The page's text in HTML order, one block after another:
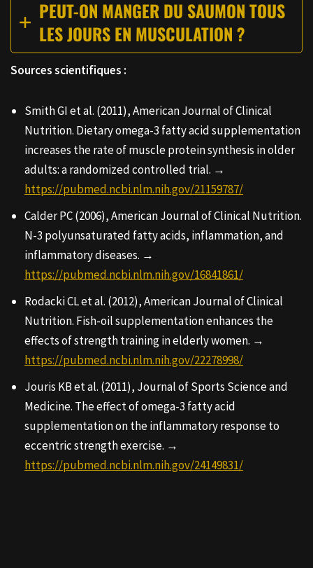
PEUT-ON MANGER DU SAUMON TOUS
LES JOURS EN MUSCULATION ?
Sources scientifiques :
Smith GI et al. (2011), American Journal of Clinical
Nutrition. Dietary omega-3 fatty acid supplementation
increases the rate of muscle protein synthesis in older
adults: a randomized controlled trial. →
https://pubmed.ncbi.nlm.nih.gov/21159787/
Calder PC (2006), American Journal of Clinical Nutrition.
N-3 polyunsaturated fatty acids, inflammation, and
inflammatory diseases. →
https://pubmed.ncbi.nlm.nih.gov/16841861/
Rodacki CL et al. (2012), American Journal of Clinical
Nutrition. Fish-oil supplementation enhances the
effects of strength training in elderly women. →
https://pubmed.ncbi.nlm.nih.gov/22278998/
Jouris KB et al. (2011), Journal of Sports Science and
Medicine. The effect of omega-3 fatty acid
supplementation on the inflammatory response to
eccentric strength exercise. →
https://pubmed.ncbi.nlm.nih.gov/24149831/